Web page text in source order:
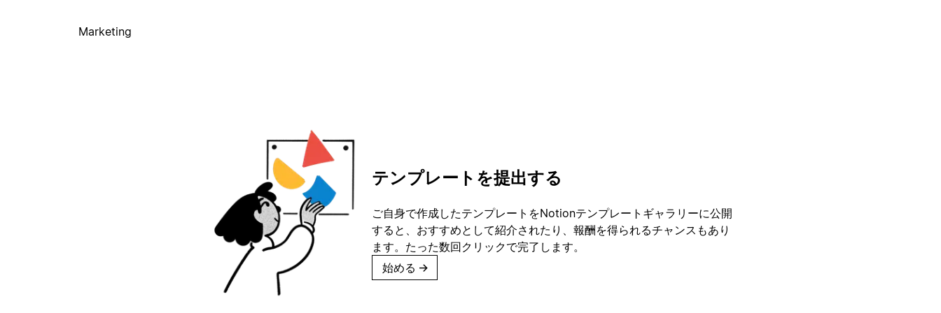
Marketing
テンプレートを提出する
ご自身で作成したテンプレートをNotionテンプレートギャラリーに公開
すると、おすすめとして紹介されたり、報酬を得られるチャンスもあり
ます。たった数回クリックで完了します。
始める →